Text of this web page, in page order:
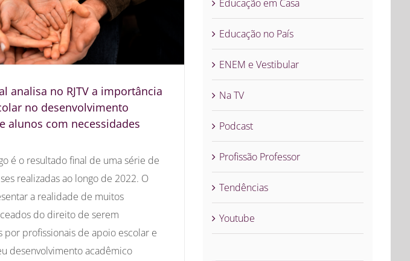
analisa no RJTV a importância
no desenvolvimento
alunos com necessidades
é o resultado final de uma série de
realizadas ao longo de 2022. O
a realidade de muitos
do direito de serem
por profissionais de apoio escolar e
desenvolvimento acadêmico
Educação em Casa
Educação no País
ENEM e Vestibular
Na TV
Podcast
Profissão Professor
Tendências
Youtube